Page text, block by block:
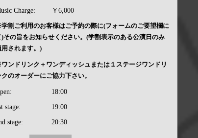
Charge: ￥6,000
割ご利用のお客様はご予約の際に(フォームのご要望欄に
)その旨をお知らせください。(学割表示のある公演日のみ
用されます。)
ンドリンク＋ワンディッシュまたは１ステージワンドリ
クのオーダーにご協力下さい。
18:00
stage: 19:00
stage: 20:30